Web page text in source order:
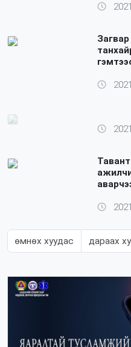
өмнөх хуудас дараах